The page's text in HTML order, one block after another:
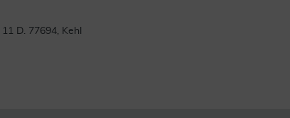
D. 77694, Kehl